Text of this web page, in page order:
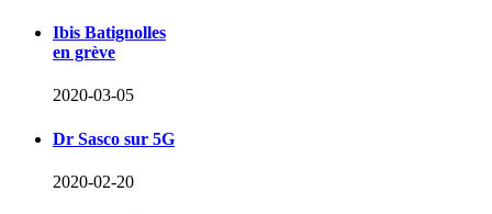
Ibis Batignolles
en grève
2020-03-05
Dr Sasco sur 5G
2020-02-20